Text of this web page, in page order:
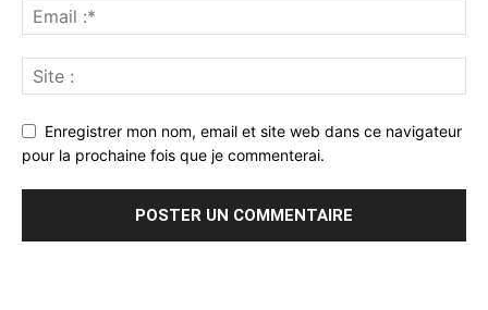
Enregistrer mon nom, email et site web dans ce navigateur
pour la prochaine fois que je commenterai.